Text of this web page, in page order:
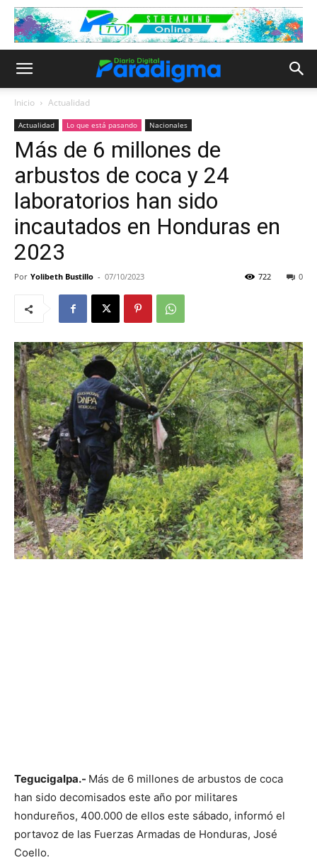
Inicio Actualidad
Actualidad Lo que está pasando Nacionales
Más de 6 millones de
arbustos de coca y 24
laboratorios han sido
incautados en Honduras en
2023
Por Yolibeth Bustillo - 07/10/2023 0
722
Tegucigalpa.- Más de 6 millones de arbustos de coca
han sido decomisados este año por militares
hondureños, 400.000 de ellos este sábado, informó el
portavoz de las Fuerzas Armadas de Honduras, José
Coello.